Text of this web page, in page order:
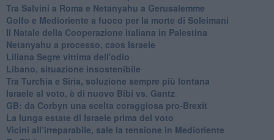
Tra Salvini a Roma e Netanyahu a Gerusalemme
Golfo e Medioriente a fuoco per la morte di Soleimani
Il Natale della Cooperazione italiana in Palestina
Netanyahu a processo, caos Israele
Liliana Segre vittima dell'odio
Libano, situazione insostenibile
Tra Turchia e Siria, soluzione sempre più lontana
Israele al voto, è di nuovo Bibi vs. Gantz
GB: da Corbyn una scelta coraggiosa pro-Brexit
La lunga estate di Israele prima del voto
Vicini all’irreparabile, sale la tensione in Medioriente